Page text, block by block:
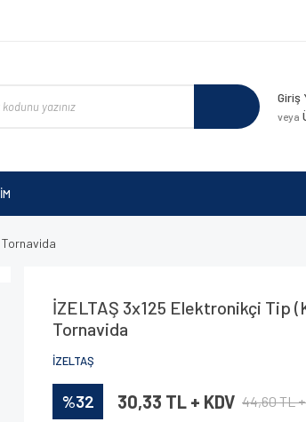
Giriş
veya
Tornavida
İZELTAŞ 3x125 Elektronikçi Tip
Tornavida
İZELTAŞ
%32 30,33 TL + KDV 44,60 TL